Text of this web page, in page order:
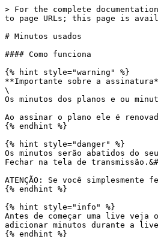
> For the complete
to page URLs; this page is
# Minutos usados
#### Como funciona
{% hint style="warning" %}
**Importante sobre a
\
Os minutos dos planos e ou
Ao assinar o plano ele é
{% endhint %}
{% hint style="danger" %}
Os minutos serão abatidos do
Fechar na tela de
ATENÇÃO: Se você
{% endhint %}
{% hint style="info" %}
Antes de começar uma live veja
adicionar minutos durante a
{% endhint %}